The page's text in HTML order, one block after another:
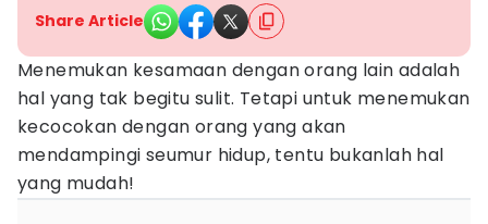
Share Article
Menemukan kesamaan dengan orang lain adalah
hal yang tak begitu sulit. Tetapi untuk menemukan
kecocokan dengan orang yang akan
mendampingi seumur hidup, tentu bukanlah hal
yang mudah!